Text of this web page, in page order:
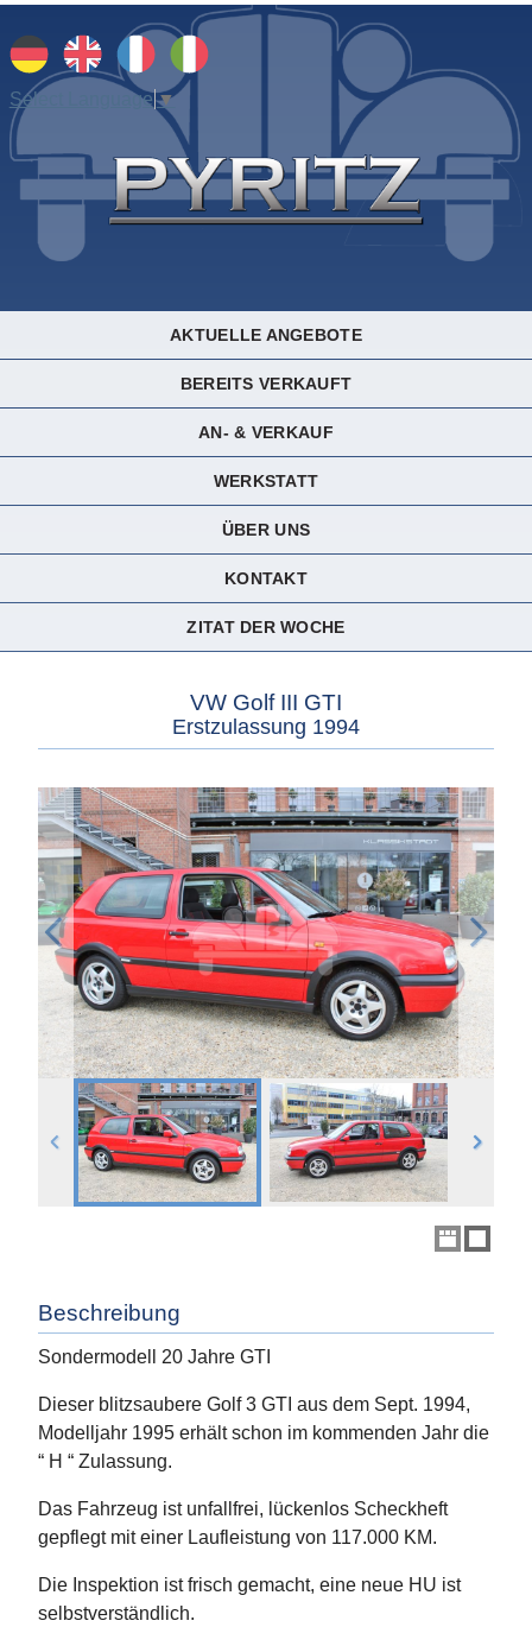
Select Language▼
AKTUELLE ANGEBOTE
BEREITS VERKAUFT
AN- & VERKAUF
WERKSTATT
ÜBER UNS
KONTAKT
ZITAT DER WOCHE
VW Golf III GTI
Erstzulassung 1994
Beschreibung
Sondermodell 20 Jahre GTI
Dieser blitzsaubere Golf 3 GTI aus dem Sept. 1994,
Modelljahr 1995 erhält schon im kommenden Jahr die
“ H “ Zulassung.
Das Fahrzeug ist unfallfrei, lückenlos Scheckheft
gepflegt mit einer Laufleistung von 117.000 KM.
Die Inspektion ist frisch gemacht, eine neue HU ist
selbstverständlich.